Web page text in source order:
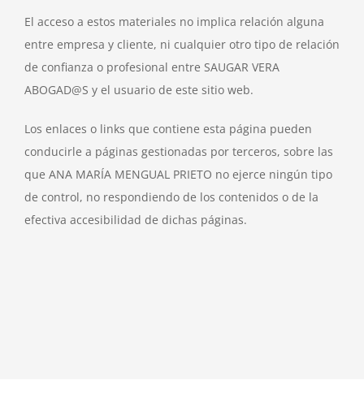
El acceso a estos materiales no implica relación alguna
entre empresa y cliente, ni cualquier otro tipo de relación
de confianza o profesional entre SAUGAR VERA
ABOGAD@S y el usuario de este sitio web.
Los enlaces o links que contiene esta página pueden
conducirle a páginas gestionadas por terceros, sobre las
que ANA MARÍA MENGUAL PRIETO no ejerce ningún tipo
de control, no respondiendo de los contenidos o de la
efectiva accesibilidad de dichas páginas.